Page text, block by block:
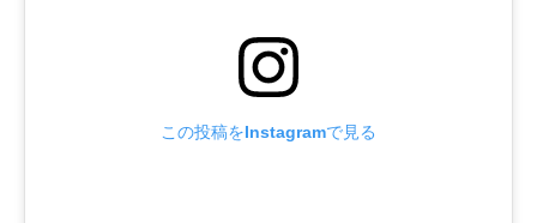
この投稿をInstagramで見る